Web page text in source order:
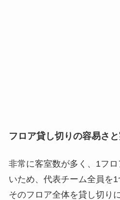
フロア貸し切りの容易さ
非常に客室数が多く、1フ
いため、代表チーム全員を1
そのフロア全体を貸し切り